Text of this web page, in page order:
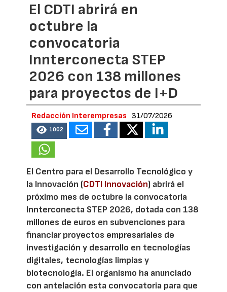
El CDTI abrirá en
octubre la
convocatoria
Innterconecta STEP
2026 con 138 millones
para proyectos de I+D
Redacción Interempresas 31/07/2026
1002
El Centro para el Desarrollo Tecnológico y
la Innovación (CDTI Innovación) abrirá el
próximo mes de octubre la convocatoria
Innterconecta STEP 2026, dotada con 138
millones de euros en subvenciones para
financiar proyectos empresariales de
investigación y desarrollo en tecnologías
digitales, tecnologías limpias y
biotecnología. El organismo ha anunciado
con antelación esta convocatoria para que